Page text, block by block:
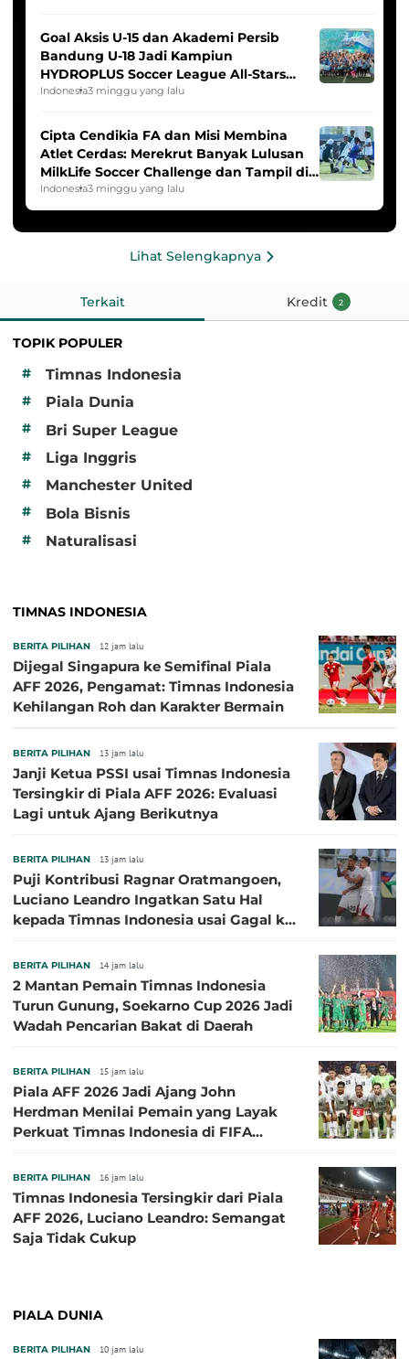
Goal Aksis U-15 dan Akademi Persib
Bandung U-18 Jadi Kampiun
HYDROPLUS Soccer League All-Stars
2025/2026
Indonesia3 minggu yang lalu
Cipta Cendikia FA dan Misi Membina
Atlet Cerdas: Merekrut Banyak Lulusan
MilkLife Soccer Challenge dan Tampil di
HYDROPLUS Soccer League
Indonesia3 minggu yang lalu
Lihat Selengkapnya
Terkait Kredit 2
TOPIK POPULER
#
Timnas Indonesia
# Piala Dunia
# Bri Super League
# Liga Inggris
# Manchester United
# Bola Bisnis
# Naturalisasi
TIMNAS INDONESIA
BERITA PILIHAN 12 jam lalu
Dijegal Singapura ke Semifinal Piala
AFF 2026, Pengamat: Timnas Indonesia
Kehilangan Roh dan Karakter Bermain
BERITA PILIHAN 13 jam lalu
Janji Ketua PSSI usai Timnas Indonesia
Tersingkir di Piala AFF 2026: Evaluasi
Lagi untuk Ajang Berikutnya
BERITA PILIHAN 13 jam lalu
Puji Kontribusi Ragnar Oratmangoen,
Luciano Leandro Ingatkan Satu Hal
kepada Timnas Indonesia usai Gagal ke
BERITA PILIHAN 14 jam lalu
2 Mantan Pemain Timnas Indonesia
Turun Gunung, Soekarno Cup 2026 Jadi
Wadah Pencarian Bakat di Daerah
BERITA PILIHAN 15 jam lalu
Piala AFF 2026 Jadi Ajang John
Herdman Menilai Pemain yang Layak
Perkuat Timnas Indonesia di FIFA
BERITA PILIHAN 16 jam lalu
Timnas Indonesia Tersingkir dari Piala
AFF 2026, Luciano Leandro: Semangat
Saja Tidak Cukup
PIALA DUNIA
BERITA PILIHAN 10 jam lalu